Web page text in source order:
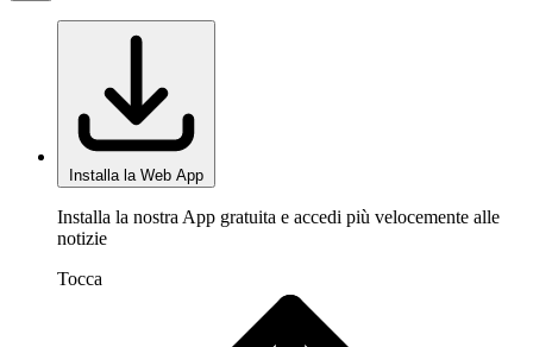
Installa la Web App
Installa la nostra App gratuita e accedi più velocemente alle
notizie
Tocca